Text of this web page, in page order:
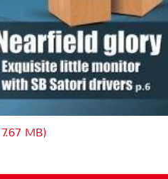
MB)